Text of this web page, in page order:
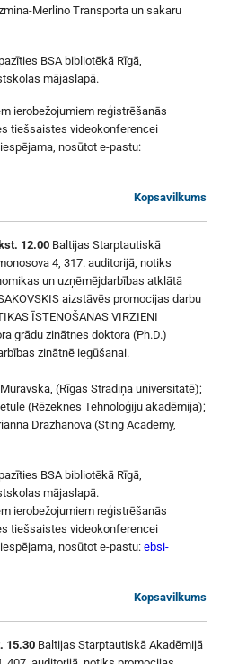
Merlino Transporta un sakaru
BSA bibliotēkā Rīgā,
mājaslapā.
ierobežojumiem reģistrēšanās
tiešsaistes videokonferencei
nosūtot e-pastu:
Kopsavilkums
12.00 Baltijas Starptautiskā
4, 317. auditorijā, notiks
un uzņēmējdarbības atklātā
aizstāvēs promocijas darbu
ĪSTENOŠANAS VIRZIENI
grādu zinātnes doktora (Ph.D.)
zinātnē iegūšanai.
(Rīgas Stradiņa universitatē);
(Rēzeknes Tehnoloģiju akadēmija);
Drazhanova (Sting Academy,
BSA bibliotēkā Rīgā,
mājaslapā.
ierobežojumiem reģistrēšanās
tiešsaistes videokonferencei
nosūtot e-pastu: ebsi-
Kopsavilkums
15.30 Baltijas Starptautiskā Akadēmijā